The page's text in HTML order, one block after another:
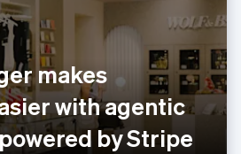
makes
with agentic
by Stripe